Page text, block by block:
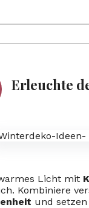
Erleuchte
Licht mit
Kombiniere
und